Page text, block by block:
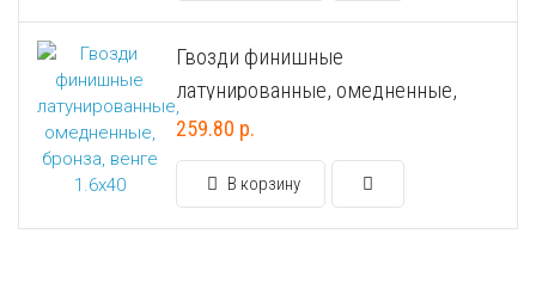
Гвозди финишные
латунированные, омедненные,
бронза, венге 1.6х40
259.80 р.
В корзину